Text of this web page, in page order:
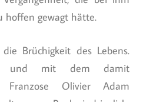
hoffen gewagt hätte.
Brüchigkeit des Lebens.
und mit dem damit
Franzose Olivier Adam